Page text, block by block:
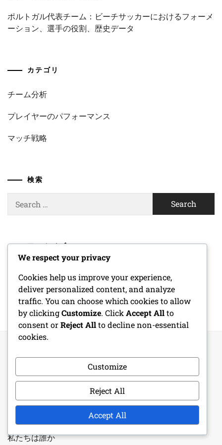
ポルトガル代表チーム：ビーチサッカーにおけるフォーメ
ーション、選手の役割、歴史データ
カテゴリ
チーム分析
プレイヤーのパフォーマンス
マッチ戦略
検索
for:
アーカイブ
January 2026
私たちは誰か
We respect your privacy
Cookies help us improve your experience,
deliver personalized content, and analyze
traffic. You can choose which cookies to allow
by clickingCustomize. Click Accept Allto
consent orReject Allto decline non-essential
cookies.
Customize
Reject All
Accept All